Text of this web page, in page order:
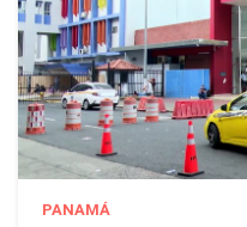
PANAMÁ